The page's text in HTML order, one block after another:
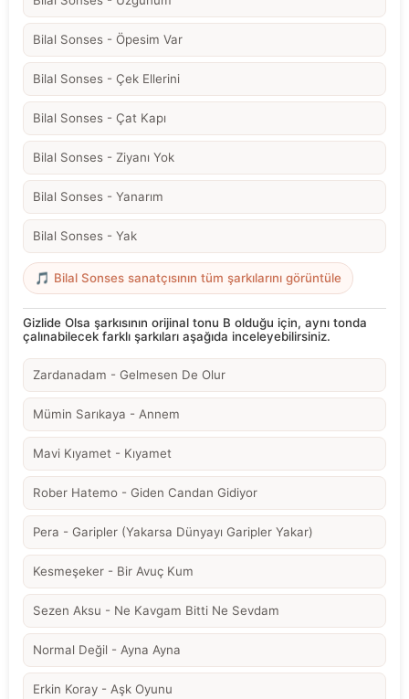
Bilal Sonses - Öpesim Var
Bilal Sonses - Çek Ellerini
Bilal Sonses - Çat Kapı
Bilal Sonses - Ziyanı Yok
Bilal Sonses - Yanarım
Bilal Sonses - Yak
🎵 Bilal Sonses sanatçısının tüm şarkılarını görüntüle
Gizlide Olsa şarkısının orijinal tonu B olduğu için, aynı tonda
çalınabilecek farklı şarkıları aşağıda inceleyebilirsiniz.
Zardanadam - Gelmesen De Olur
Mümin Sarıkaya - Annem
Mavi Kıyamet - Kıyamet
Rober Hatemo - Giden Candan Gidiyor
Pera - Garipler (Yakarsa Dünyayı Garipler Yakar)
Kesmeşeker - Bir Avuç Kum
Sezen Aksu - Ne Kavgam Bitti Ne Sevdam
Normal Değil - Ayna Ayna
Erkin Koray - Aşk Oyunu